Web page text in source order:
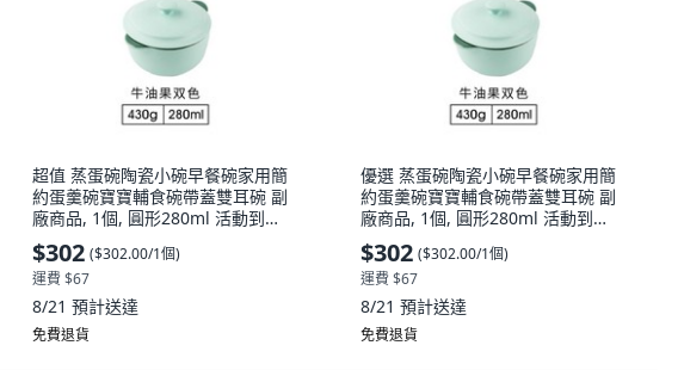
超值 蒸蛋碗陶瓷小碗早餐碗家用簡
約蛋羹碗寶寶輔食碗帶蓋雙耳碗 副
廠商品, 1個, 圓形280ml 活動到
23:59 ,豆沙雙色
$302 ($302.00/1個)
運費 $67
8/21 預計送達
免費退貨
優選 蒸蛋碗陶瓷小碗早餐碗家用簡
約蛋羹碗寶寶輔食碗帶蓋雙耳碗 副
廠商品, 1個, 圓形280ml 活動到
23:59 ,藍黃雙色
$302 ($302.00/1個)
運費 $67
8/21 預計送達
免費退貨